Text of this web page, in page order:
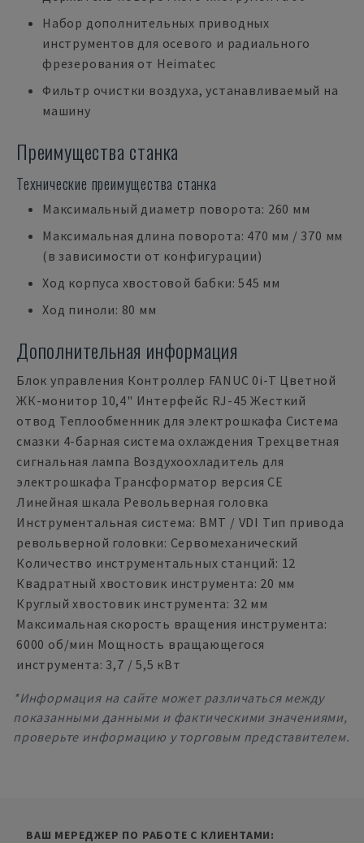
Набор дополнительных приводных
инструментов для осевого и радиального
фрезерования от Heimatec
Фильтр очистки воздуха, устанавливаемый на
машину
Преимущества станка
Технические преимущества станка
Максимальный диаметр поворота: 260 мм
Максимальная длина поворота: 470 мм / 370 мм
(в зависимости от конфигурации)
Ход корпуса хвостовой бабки: 545 мм
Ход пиноли: 80 мм
Дополнительная информация
Блок управления Контроллер FANUC 0i-T Цветной
ЖК-монитор 10,4" Интерфейс RJ-45 Жесткий
отвод Теплообменник для электрошкафа Система
смазки 4-барная система охлаждения Трехцветная
сигнальная лампа Воздухоохладитель для
электрошкафа Трансформатор версия CE
Линейная шкала Револьверная головка
Инструментальная система: BMT / VDI Тип привода
револьверной головки: Сервомеханический
Количество инструментальных станций: 12
Квадратный хвостовик инструмента: 20 мм
Круглый хвостовик инструмента: 32 мм
Максимальная скорость вращения инструмента:
6000 об/мин Мощность вращающегося
инструмента: 3,7 / 5,5 кВт
*Информация на сайте может различаться между
показанными данными и фактическими значениями,
проверьте информацию у торговым представителем.
ВАШ МЕРЕДЖЕР ПО РАБОТЕ С КЛИЕНТАМИ: